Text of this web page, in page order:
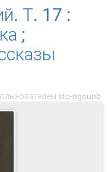
Т. 17 :
;
sto-ngounb